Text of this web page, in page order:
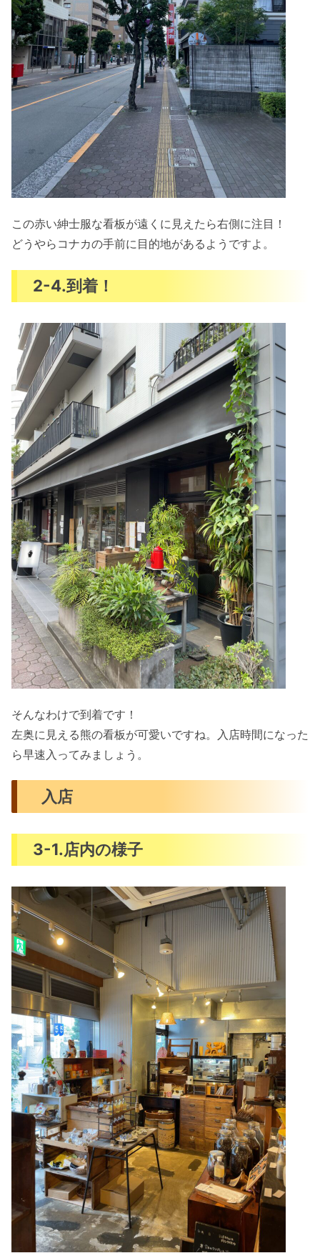
この赤い紳士服な看板が遠くに見えたら右側に注目！
どうやらコナカの手前に目的地があるようですよ。
2-4.到着！
そんなわけで到着です！
左奥に見える熊の看板が可愛いですね。入店時間になった
ら早速入ってみましょう。
入店
3-1.店内の様子